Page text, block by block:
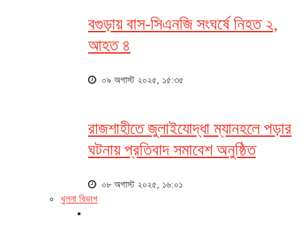
বগুড়ায় বাস-সিএনজি সংঘর্ষে নিহত ২,
আহত ৪
০৯ অগাস্ট ২০২৫, ১৫:৩৫
রাজশাহীতে জুলাইযোদ্ধা ম্যানহলে পড়ার
ঘটনায় প্রতিবাদ সমাবেশ অনুষ্ঠিত
০৮ অগাস্ট ২০২৫, ১৬:০১
খুলনা বিভাগ